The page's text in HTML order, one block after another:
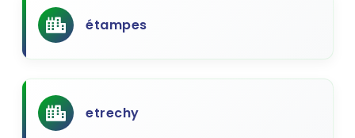
étampes
etrechy